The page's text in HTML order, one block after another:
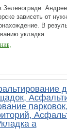
Зеленограде
зависеть от
В
укладка...
а